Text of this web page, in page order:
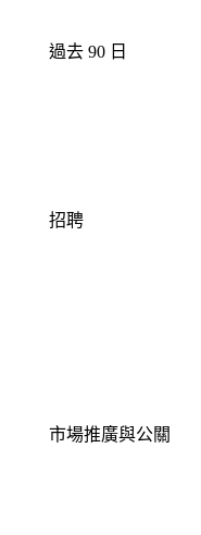
過去 90 日
招聘
市場推廣與公關